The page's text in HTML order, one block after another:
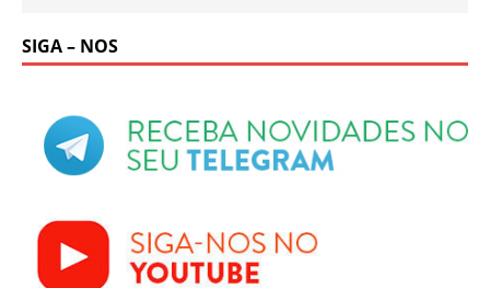
SIGA – NOS